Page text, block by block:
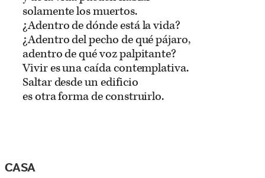
solamente los muertos.
¿Adentro de dónde está la vida?
¿Adentro del pecho de qué pájaro,
adentro de qué voz palpitante?
Vivir es una caída contemplativa.
Saltar desde un edificio
es otra forma de construirlo.
CASA